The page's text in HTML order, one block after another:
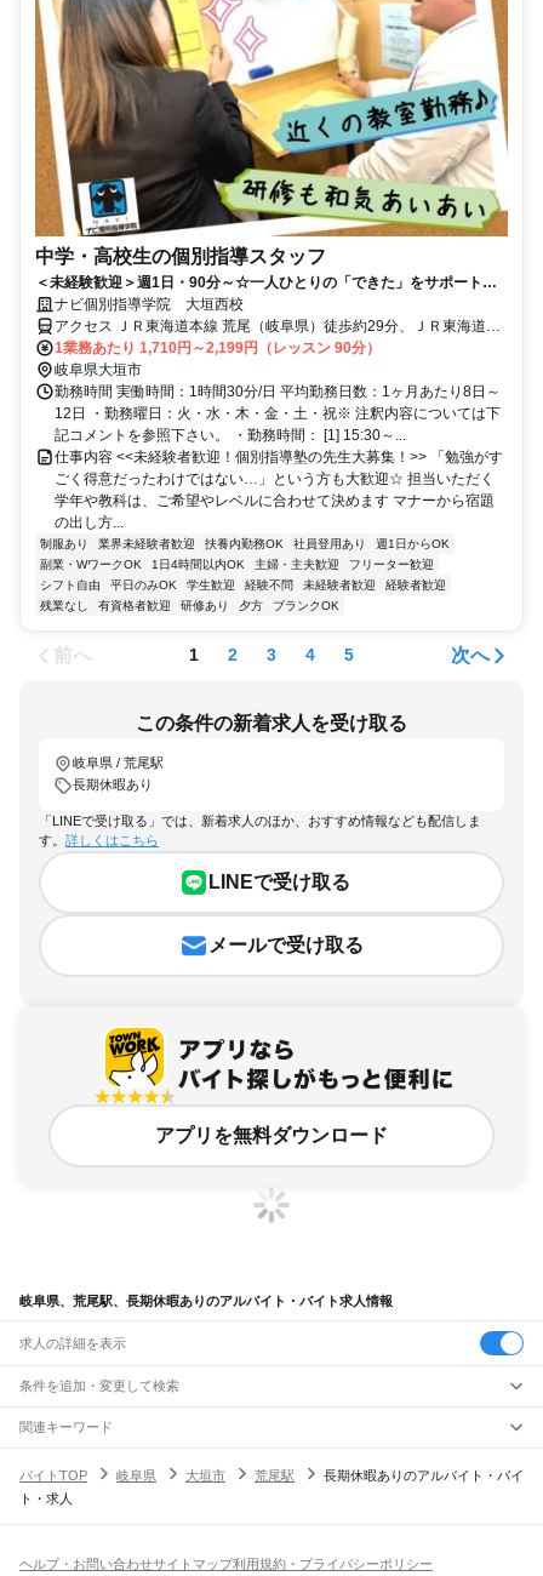
中学・高校生の個別指導スタッフ
＜未経験歓迎＞週1日・90分～☆一人ひとりの「できた」をサポートす
るお仕事！
ナビ個別指導学院 大垣西校
アクセス ＪＲ東海道本線 荒尾（岐阜県）徒歩約29分、ＪＲ東海道本
線 垂井南口徒歩約40分 荒尾駅より車で7分
1業務あたり 1,710円～2,199円（レッスン 90分）
岐阜県大垣市
勤務時間 実働時間：1時間30分/日 平均勤務日数：1ヶ月あたり8日～
12日 ・勤務曜日：火・水・木・金・土・祝※ 注釈内容については下
記コメントを参照下さい。 ・勤務時間： [1] 15:30～...
仕事内容 <<未経験者歓迎！個別指導塾の先生大募集！>> 「勉強がす
ごく得意だったわけではない…」という方も大歓迎☆ 担当いただく
学年や教科は、ご希望やレベルに合わせて決めます マナーから宿題
の出し方...
制服あり 業界未経験者歓迎 扶養内勤務OK 社員登用あり
週1日からOK
副業・WワークOK
1日4時間以内OK 主婦・主夫歓迎
フリーター歓迎
シフト自由
平日のみOK 学生歓迎 経験不問 未経験者歓迎
経験者歓迎
残業なし
有資格者歓迎 研修あり 夕方 ブランクOK
前へ 1 2 3 4 5 次へ
この条件の新着求人を受け取る
岐阜県 / 荒尾駅
長期休暇あり
「LINEで受け取る」では、新着求人のほか、おすすめ情報なども配信しま
す。 詳しくはこちら
LINEで受け取る
メールで受け取る
アプリを無料ダウンロード
岐阜県、荒尾駅、長期休暇ありのアルバイト・バイト求人情報
求人の詳細を表示
条件を追加・変更して検索
市区町村を追加・変更
岐阜県すべて
岐阜市
駅を追加・変更
職種を追加・変更
飲食・フードサービスすべて
関連キーワード
バイトTOP
岐阜県 大垣市 荒尾駅
長期休暇ありのアルバイト・バイ
ト・求人
ヘルプ・お問い合わせサイトマップ利用規約・プライバシーポリシー